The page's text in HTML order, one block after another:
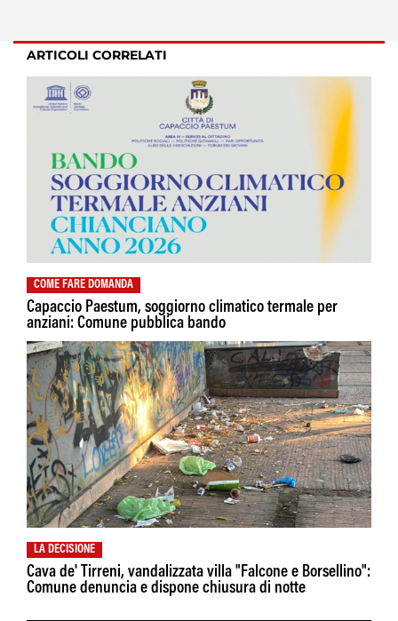
ARTICOLI CORRELATI
COME FARE DOMANDA
Capaccio Paestum, soggiorno climatico termale per
anziani: Comune pubblica bando
LA DECISIONE
Cava de' Tirreni, vandalizzata villa "Falcone e Borsellino":
Comune denuncia e dispone chiusura di notte